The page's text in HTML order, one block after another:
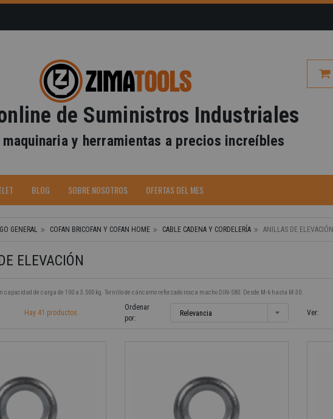
de Suministros Industriales
y herramientas a precios increíbles
BLOG SOBRE NOSOTROS OFERTAS DEL MES
GENERAL COFAN BRICOFAN Y COFAN HOME CABLE CADENA Y CORDELERÍA ANILLAS DE ELEVACIÓN
ELEVACIÓN
capacidad de carga de 100 a 3.500 kg. Tornillo de cáncamo reforzado rosca macho DIN-580. Desde M-6 hasta M-30.
Hay 41 productos.
Ordenar
por:
Relevancia Ver:
-40%